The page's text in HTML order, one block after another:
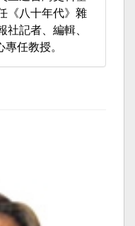
《八十年代》雜
社記者、編輯、
任教授。